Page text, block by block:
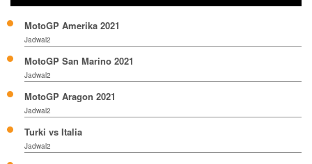
MotoGP Amerika 2021
Jadwal2
MotoGP San Marino 2021
Jadwal2
MotoGP Aragon 2021
Jadwal2
Turki vs Italia
Jadwal2